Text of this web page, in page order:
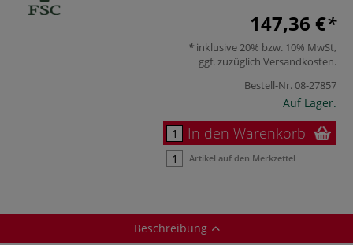
147,36 €
inklusive 20% bzw. 10% MwSt,
ggf. zuzüglich Versandkosten.
Bestell-Nr.08-27857
Auf Lager.
In den Warenkorb
Artikel auf den Merkzettel
Beschreibung